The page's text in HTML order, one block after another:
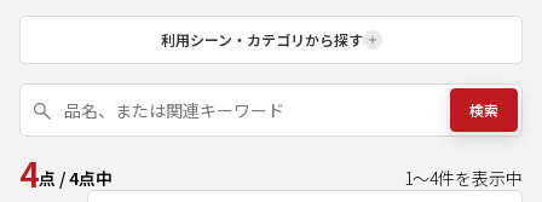
利用シーン・カテゴリから探す
検索
4点 /4点中 1～4件を表示中